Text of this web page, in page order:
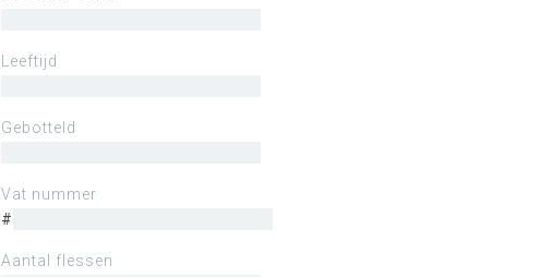
Leeftijd
Gebotteld
Vat nummer
#
Aantal flessen